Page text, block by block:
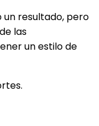
un resultado, pero
las
un estilo de